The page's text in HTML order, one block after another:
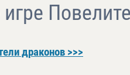
драконов >>>